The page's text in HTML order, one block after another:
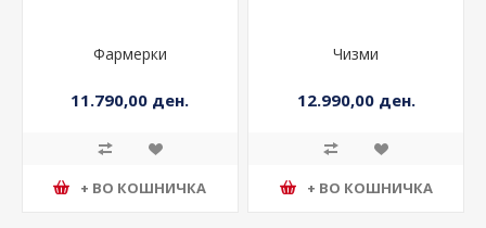
Фармерки
11.790,00 ден.
Чизми
12.990,00 ден.